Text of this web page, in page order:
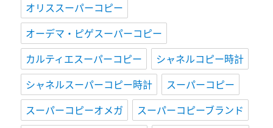
オリススーパーコピー
オーデマ・ピゲスーパーコピー
カルティエスーパーコピー
シャネルコピー時計
シャネルスーパーコピー時計
スーパーコピー
スーパーコピーオメガ
スーパーコピーブランド